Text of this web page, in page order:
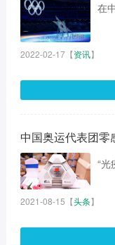
在
2022-02-17【资讯】
中国奥运代表团零
“光
2021-08-15 【头条】